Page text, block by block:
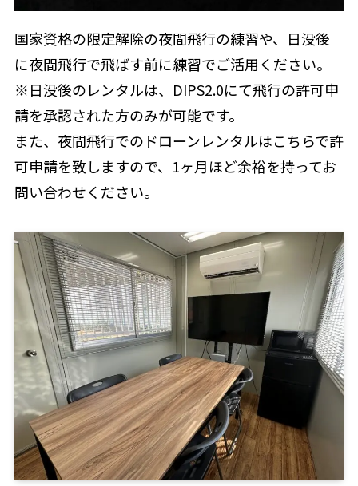
国家資格の限定解除の夜間飛行の練習や、日没後
に夜間飛行で飛ばす前に練習でご活用ください。
※日没後のレンタルは、DIPS2.0にて飛行の許可申
請を承認された方のみが可能です。
また、夜間飛行でのドローンレンタルはこちらで許
可申請を致しますので、1ヶ月ほど余裕を持ってお
問い合わせください。